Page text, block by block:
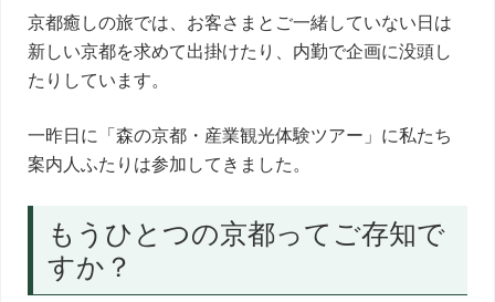
た
に
寄
り
し
旅
京都癒しの旅では、お客さまとご一緒していない日は
新しい京都を求めて出掛けたり、内勤で企画に没頭し
たりしています。
一昨日に「森の京都・産業観光体験ツアー」に私たち
案内人ふたりは参加してきました。
もうひとつの京都ってご存知で
すか？